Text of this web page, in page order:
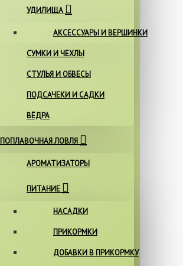
УДИЛИЩА
АКСЕССУАРЫ И ВЕРШИНКИ
СУМКИ И ЧЕХЛЫ
СТУЛЬЯ И ОБВЕСЫ
ПОДСАЧЕКИ И САДКИ
ВЁДРА
ПОПЛАВОЧНАЯ ЛОВЛЯ
АРОМАТИЗАТОРЫ
ПИТАНИЕ
НАСАДКИ
ПРИКОРМКИ
ДОБАВКИ В ПРИКОРМКУ